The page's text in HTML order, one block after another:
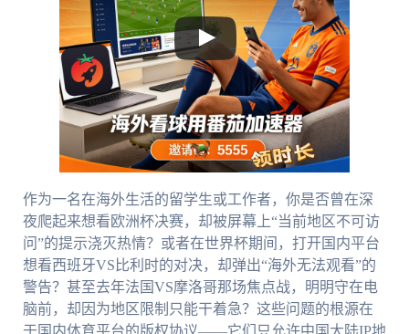
作为一名在海外生活的留学生或工作者，你是否曾在深
夜爬起来想看欧洲杯决赛，却被屏幕上“当前地区不可访
问”的提示浇灭热情？或者在世界杯期间，打开国内平台
想看西班牙VS比利时的对决，却弹出“海外无法观看”的
警告？甚至去年法国VS摩洛哥那场焦点战，明明守在电
脑前，却因为地区限制只能干着急？这些问题的根源在
于国内体育平台的版权协议——它们只允许中国大陆IP地